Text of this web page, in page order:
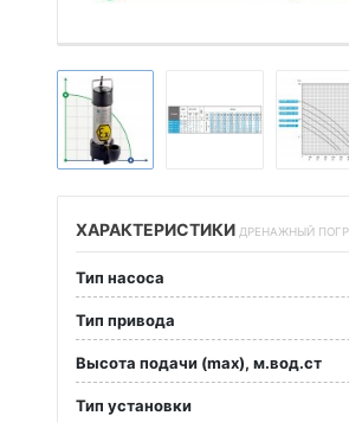
ХАРАКТЕРИСТИКИ ДРЕНАЖНЫЙ
Тип насоса
Тип привода
Высота подачи (max), м.вод.ст
Тип установки